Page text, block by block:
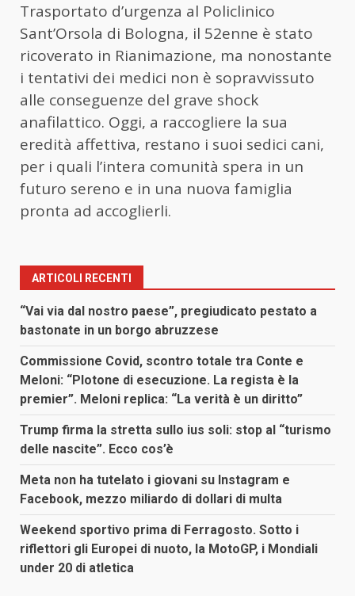
Trasportato d’urgenza al Policlinico
Sant’Orsola di Bologna, il 52enne è stato
ricoverato in Rianimazione, ma nonostante
i tentativi dei medici non è sopravvissuto
alle conseguenze del grave shock
anafilattico. Oggi, a raccogliere la sua
eredità affettiva, restano i suoi sedici cani,
per i quali l’intera comunità spera in un
futuro sereno e in una nuova famiglia
pronta ad accoglierli.
ARTICOLI RECENTI
“Vai via dal nostro paese”, pregiudicato pestato a
bastonate in un borgo abruzzese
Commissione Covid, scontro totale tra Conte e
Meloni: “Plotone di esecuzione. La regista è la
premier”. Meloni replica: “La verità è un diritto”
Trump firma la stretta sullo ius soli: stop al “turismo
delle nascite”. Ecco cos’è
Meta non ha tutelato i giovani su Instagram e
Facebook, mezzo miliardo di dollari di multa
Weekend sportivo prima di Ferragosto. Sotto i
riflettori gli Europei di nuoto, la MotoGP, i Mondiali
under 20 di atletica